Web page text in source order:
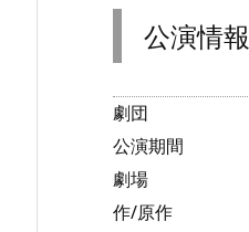
公演情報
劇団
公演期間
劇場
作/原作